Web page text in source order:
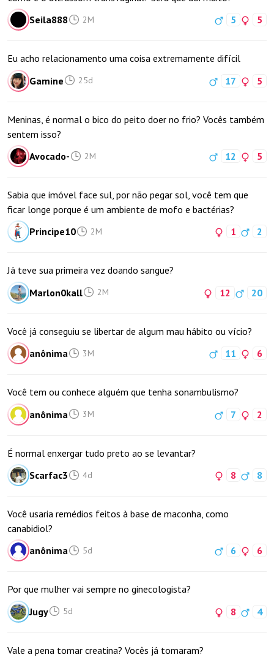
Seila888
2M 5 5
Eu acho relacionamento uma coisa extremamente difícil
Gamine
25d 17 5
Meninas, é normal o bico do peito doer no frio? Vocês também
sentem isso?
Avocado-
2M 12 5
Sabia que imóvel face sul, por não pegar sol, você tem que
ficar longe porque é um ambiente de mofo e bactérias?
Principe10
2M 1 2
Já teve sua primeira vez doando sangue?
Marlon0kall
2M 12 20
Você já conseguiu se libertar de algum mau hábito ou vício?
anônima
3M 11 6
Você tem ou conhece alguém que tenha sonambulismo?
anônima
3M 7 2
É normal enxergar tudo preto ao se levantar?
Scarfac3
4d 8 8
Você usaria remédios feitos à base de maconha, como
canabidiol?
anônima
5d 6 6
Por que mulher vai sempre no ginecologista?
Jugy
5d 8 4
Vale a pena tomar creatina? Vocês já tomaram?